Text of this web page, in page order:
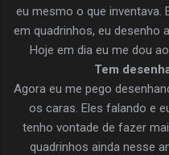
eu mesmo o que inventava.
em quadrinhos, eu desenho
Hoje em dia eu me dou
Tem
Agora eu me pego
os caras. Eles falando e
tenho vontade de fazer
quadrinhos ainda nesse